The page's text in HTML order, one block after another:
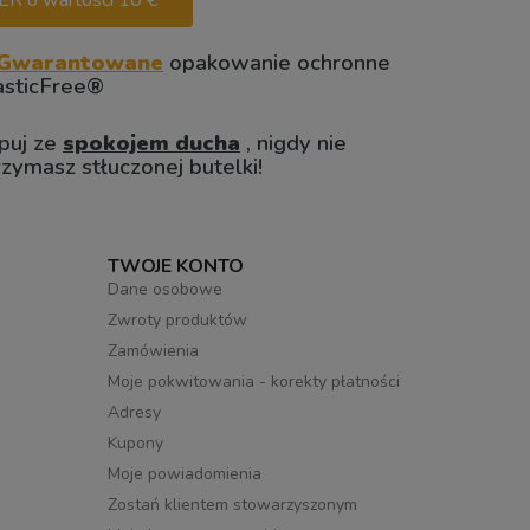
opakowanie ochronne
ze spokojem ducha , nigdy nie
stłuczonej butelki!
TWOJE KONTO
Dane osobowe
Zwroty produktów
Zamówienia
Moje pokwitowania - korekty płatności
Adresy
Kupony
Moje powiadomienia
Zostań klientem stowarzyszonym